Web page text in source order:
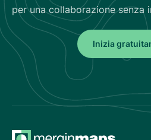
per una collaborazione senza
Inizia